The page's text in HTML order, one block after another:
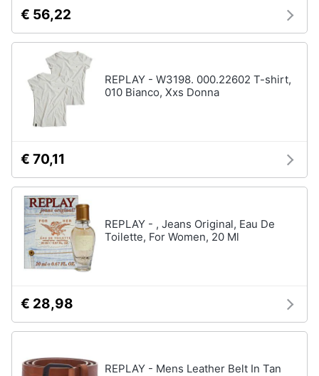
€ 56,22
REPLAY - W3198. 000.22602 T-shirt,
010 Bianco, Xxs Donna
€ 70,11
REPLAY - , Jeans Original, Eau De
Toilette, For Women, 20 Ml
€ 28,98
REPLAY - Mens Leather Belt In Tan